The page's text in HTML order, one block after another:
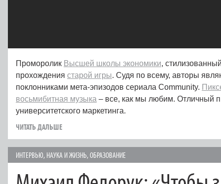
Проморолик Высшей школы экономики,
прохождения старой игры. Судя по всему, авторы
поклонниками мета-эпизодов сериала Community.
восьмибитная музыка – все, как мы любим. Отличный
университетского маркетинга.
ЧИТАТЬ ДАЛЬШЕ
ИНТЕРВЬЮ, НАУКА И ЖИЗНЬ,ОБРАЗОВАНИЕ